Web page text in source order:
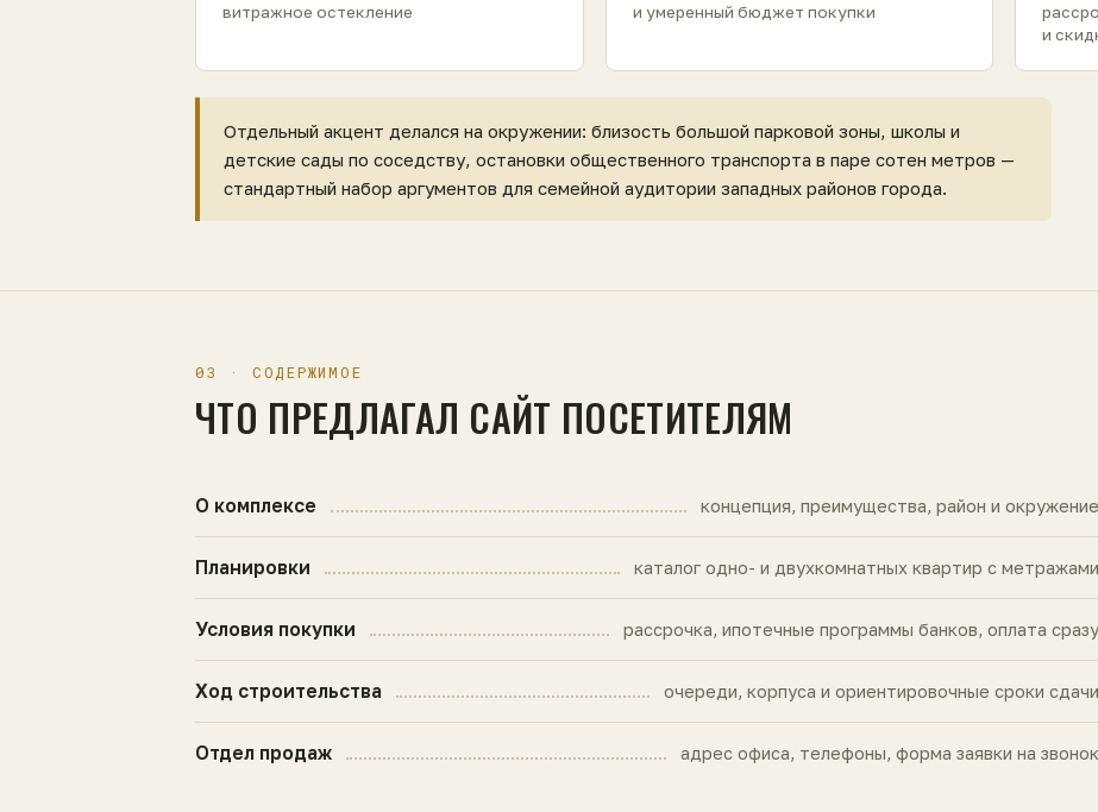
витражное остекление
и умеренный бюджет покупки
и
Отдельный акцент делался на окружении: близость большой парковой зоны, школы и
детские сады по соседству, остановки общественного транспорта в паре сотен метров —
стандартный набор аргументов для семейной аудитории западных районов города.
03 · СОДЕРЖИМОЕ
ЧТО ПРЕДЛАГАЛ САЙТ ПОСЕТИТЕЛЯМ
О комплексе концепция, преимущества, район и окружение
Планировки каталог одно- и двухкомнатных квартир с метражами
Условия покупки рассрочка, ипотечные программы банков, оплата сразу
Ход строительства очереди, корпуса и ориентировочные сроки сдачи
Отдел продаж адрес офиса, телефоны, форма заявки на звонок